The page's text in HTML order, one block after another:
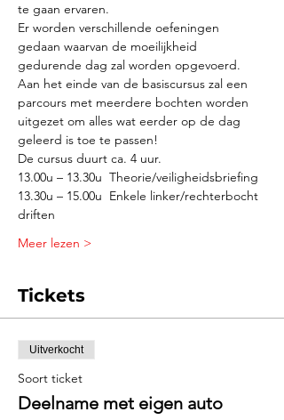
te gaan ervaren.
Er worden verschillende oefeningen
gedaan waarvan de moeilijkheid
gedurende dag zal worden opgevoerd.
Aan het einde van de basiscursus zal een
parcours met meerdere bochten worden
uitgezet om alles wat eerder op de dag
geleerd is toe te passen!
De cursus duurt ca. 4 uur.
13.00u – 13.30u  Theorie/veiligheidsbriefing
13.30u – 15.00u  Enkele linker/rechterbocht
driften
Meer lezen >
Tickets
Uitverkocht
Soort ticket
Deelname met eigen auto